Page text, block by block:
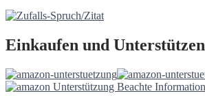
Einkaufen und Unterstützen